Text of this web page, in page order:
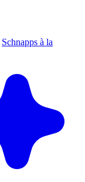
Schnapps à la